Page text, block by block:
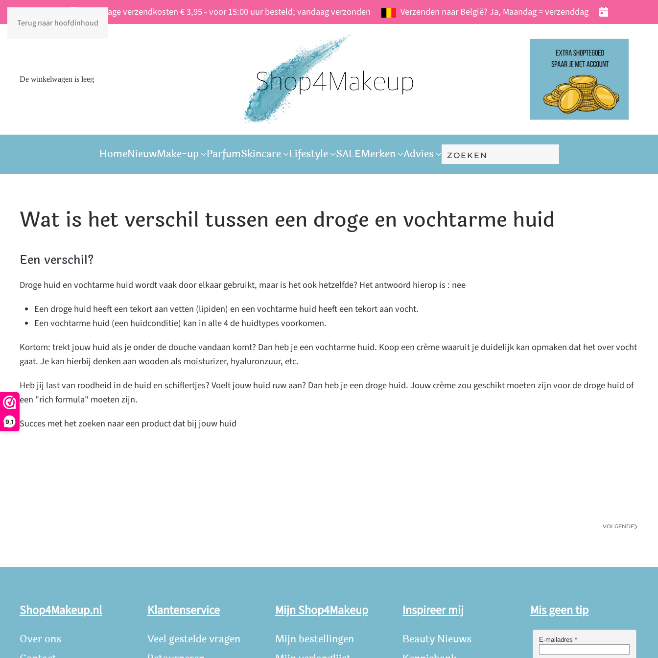
9,1
Terug naar hoofdinhoud
Vaste lage verzendkosten € 3,95 - voor 15:00 uur besteld; vandaag verzonden Verzenden naar België? Ja, Maandag = verzenddag
De winkelwagen is leeg
HomeNieuwMake-up ParfumSkincare Lifestyle SALEMerken Advies
Wat is het verschil tussen een droge en vochtarme huid
Een verschil?
Droge huid en vochtarme huid wordt vaak door elkaar gebruikt, maar is het ook hetzelfde? Het antwoord hierop is : nee
Een droge huid heeft een tekort aan vetten (lipiden) en een vochtarme huid heeft een tekort aan vocht.
Een vochtarme huid (een huidconditie) kan in alle 4 de huidtypes voorkomen.
Kortom: trekt jouw huid als je onder de douche vandaan komt? Dan heb je een vochtarme huid. Koop een crème waaruit je duidelijk kan opmaken dat het over vocht
gaat. Je kan hierbij denken aan wooden als moisturizer, hyaluronzuur, etc.
Heb jij last van roodheid in de huid en schiflertjes? Voelt jouw huid ruw aan? Dan heb je een droge huid. Jouw crème zou geschikt moeten zijn voor de droge huid of
een "rich formula" moeten zijn.
Succes met het zoeken naar een product dat bij jouw huid
VOLGENDE
Shop4Makeup.nl
Over ons
Klantenservice
Veel gestelde vragen
Mijn Shop4Makeup
Mijn bestellingen
Inspireer mij
Beauty Nieuws
Mis geen tip